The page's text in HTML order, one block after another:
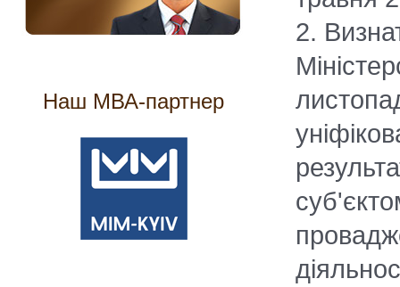
Наш МВА-партнер
2.